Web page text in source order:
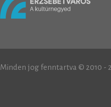
Minden jog fenntartva © 2010 -